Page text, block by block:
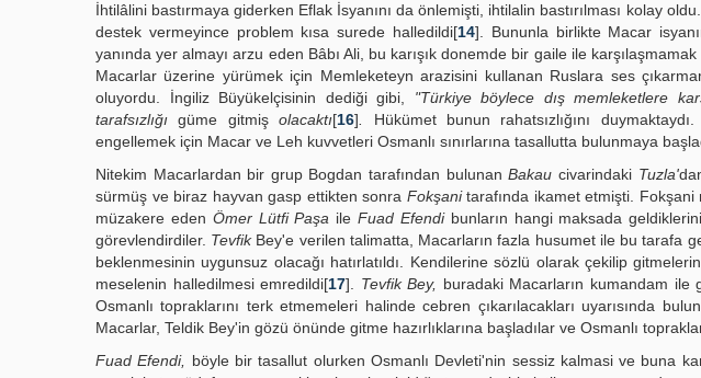
İhtilâlini bastırmaya giderken Eflak İsyanını da önlemişti, ihtilalin bastırılması kolay
destek vermeyince problem kısa surede halledildi[14]. Bununla birlikte Macar
yanında yer almayı arzu eden Bâbı Ali, bu karışık donemde bir gaile ile karşılaşmamak
Macarlar üzerine yürümek için Memleketeyn arazisini kullanan Ruslara ses
oluyordu. İngiliz Büyükelçisinin dediği gibi, "Türkiye böylece dış memleketlere
tarafsızlığı güme gitmişolacaktı[16]
Hükümet bunun rahatsızlığını
engellemek için Macar ve Leh kuvvetleri Osmanlı sınırlarına tasallutta bulunmaya
Nitekim Macarlardan bir grup Bogdan tarafından bulunanBakau civarindaki Tuzla'
sürmüş ve biraz hayvan gasp ettikten sonra Fokşanitarafında ikamet etmişti.
müzakere eden Ömer Lütfi Paşa ileFuad Efendibunların hangi maksada
görevlendirdiler. TevfikBey'e verilen talimatta, Macarların fazla husumet ile bu tarafa
beklenmesinin uygunsuz olacağı hatırlatıldı. Kendilerine sözlü olarak çekilip
meselenin halledilmesi emredildi[17]. Tevfik Bey, buradaki Macarların kumandam ile
Osmanlı topraklarını terk etmemeleri halinde cebren çıkarılacakları uyarısında
Macarlar, Teldik Bey'in gözü önünde gitme hazırlıklarına başladılar ve Osmanlı
Fuad Efendi,
böyle bir tasallut olurken Osmanlı Devleti'nin sessiz kalmasi ve buna